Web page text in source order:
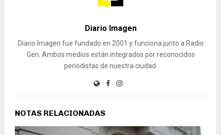
Diario Imagen
Diario Imagen fue fundado en 2001 y funciona junto a Radio
Gen. Ambos medios están integrados por reconocidos
periodistas de nuestra ciudad.
NOTAS RELACIONADAS